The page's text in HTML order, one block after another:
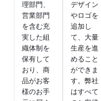
理部門、
営業部門
を含む充
実した組
織体制を
保有して
おり、商
品がお客
様のお手
デザイン
やロゴを
追加し
て、大量
生産を進
めること
ができま
す。弊社
はすべて